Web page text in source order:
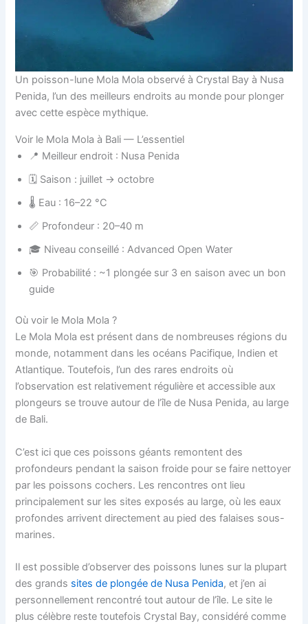
Un poisson-lune Mola Mola observé à Crystal Bay à Nusa
Penida, l’un des meilleurs endroits au monde pour plonger
avec cette espèce mythique.
Voir le Mola Mola à Bali — L’essentiel
📍 Meilleur endroit : Nusa Penida
🗓 Saison : juillet → octobre
🌡 Eau : 16–22 °C
📏 Profondeur : 20–40 m
🎓 Niveau conseillé : Advanced Open Water
🎯 Probabilité : ~1 plongée sur 3 en saison avec un bon
guide
Où voir le Mola Mola ?
Le Mola Mola est présent dans de nombreuses régions du
monde, notamment dans les océans Pacifique, Indien et
Atlantique. Toutefois, l’un des rares endroits où
l’observation est relativement régulière et accessible aux
plongeurs se trouve autour de l’île de Nusa Penida, au large
de Bali.
C’est ici que ces poissons géants remontent des
profondeurs pendant la saison froide pour se faire nettoyer
par les poissons cochers. Les rencontres ont lieu
principalement sur les sites exposés au large, où les eaux
profondes arrivent directement au pied des falaises sous-
marines.
Il est possible d’observer des poissons lunes sur la plupart
des grands sites de plongée de Nusa Penida, et j’en ai
personnellement rencontré tout autour de l’île. Le site le
plus célèbre reste toutefois Crystal Bay, considéré comme